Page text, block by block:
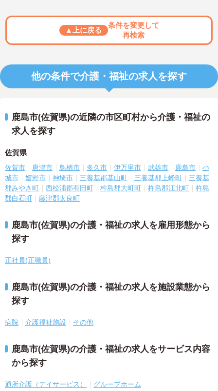
▲上に戻る
条件を変更して
再検索
他の条件で介護・福祉の求人を探す
鹿島市(佐賀県)の近隣の市区町村から介護・福祉の
求人を探す
佐賀県
佐賀市 唐津市 鳥栖市 多久市 伊万里市 武雄市 鹿島市
小
城市
嬉野市 神埼市 三養基郡基山町 三養基郡上峰町
三養基
郡みやき町
西松浦郡有田町 杵島郡大町町 杵島郡江北町
杵島
郡白石町
藤津郡太良町
鹿島市(佐賀県)の介護・福祉の求人を雇用形態から
探す
正社員(正職員)
鹿島市(佐賀県)の介護・福祉の求人を施設業態から
探す
病院 介護福祉施設 その他
鹿島市(佐賀県)の介護・福祉の求人をサービス内容
から探す
通所介護（デイサービス） グループホーム